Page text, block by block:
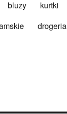
bluzy kurtki
drogeria